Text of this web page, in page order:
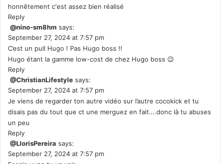
honnêtement c'est assez bien réalisé
Reply
@nino-sm8hm says:
September 27, 2024 at 7:57 pm
C’est un pull Hugo ! Pas Hugo boss !!
Hugo étant la gamme low-cost de chez Hugo boss 😉
Reply
@ChristianLifestyle says:
September 27, 2024 at 7:57 pm
Je viens de regarder ton autre vidéo sur l’autre cocokick et tu
disais pas du tout que ct une merguez en fait….donc là tu abuses
un peu
Reply
@LlorisPereira says:
September 27, 2024 at 7:57 pm